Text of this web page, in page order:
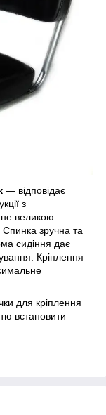
— відповідає
з
великою
зручна та
сидіння дає
Кріплення
для кріплення
встановити